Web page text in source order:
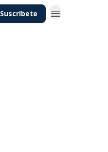
Suscríbete